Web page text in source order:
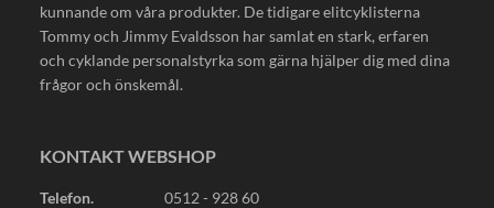
kunnande om våra produkter. De tidigare elitcyklisterna
Tommy och Jimmy Evaldsson har samlat en stark, erfaren
och cyklande personalstyrka som gärna hjälper dig med dina
frågor och önskemål.
KONTAKT WEBSHOP
Telefon. 0512 - 928 60